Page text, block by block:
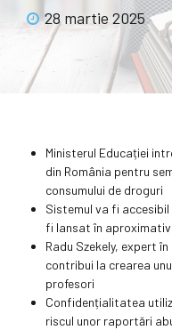
28 martie 2025
Ministerul Educației
din România pentru
consumului de droguri
Sistemul va fi
fi lansat în
Radu Szekely, expert
contribui la crearea
profesori
Confidențialitatea
riscul unor raportări